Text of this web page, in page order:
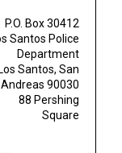
P.O. Box 30412
Santos Police
Department
Santos, San
Andreas 90030
88 Pershing
Square